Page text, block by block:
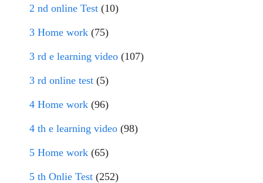
2 nd online Test (10)
3 Home work (75)
3 rd e learning video (107)
3 rd online test (5)
4 Home work (96)
4 th e learning video (98)
5 Home work (65)
5 th Onlie Test (252)